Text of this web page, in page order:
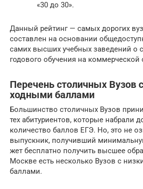
«30 до 30».
​Данный рейтинг — самых дорогих
составлен на основании
самих высших учебных заведений о
годового обучения на коммерческой
Пере­чень сто­лич­ных Вузов
ход­ны­ми баллами
Боль­шин­ство сто­лич­ных Вузов
тех аби­ту­ри­ен­тов, кото­рые набра­ли
коли­че­ство бал­лов ЕГЭ. Но, это не
выпуск­ник, полу­чив­ший
жет бес­плат­но полу­чить выс­шее
Москве есть несколь­ко Вузов с
баллами.